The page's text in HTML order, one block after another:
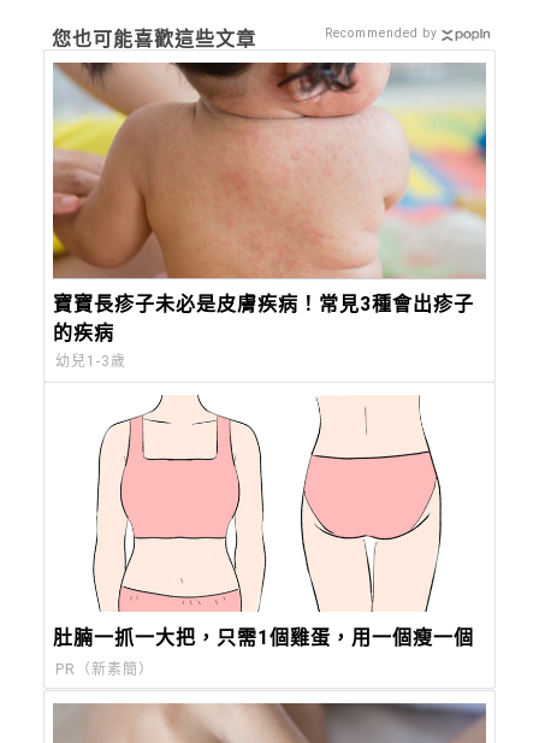
您也可能喜歡這些文章
寶寶長疹子未必是皮膚疾病！常見3種會出疹子
的疾病
幼兒1-3歲
肚腩一抓一大把，只需1個雞蛋，用一個瘦一個
PR（新素簡）
Recommended by